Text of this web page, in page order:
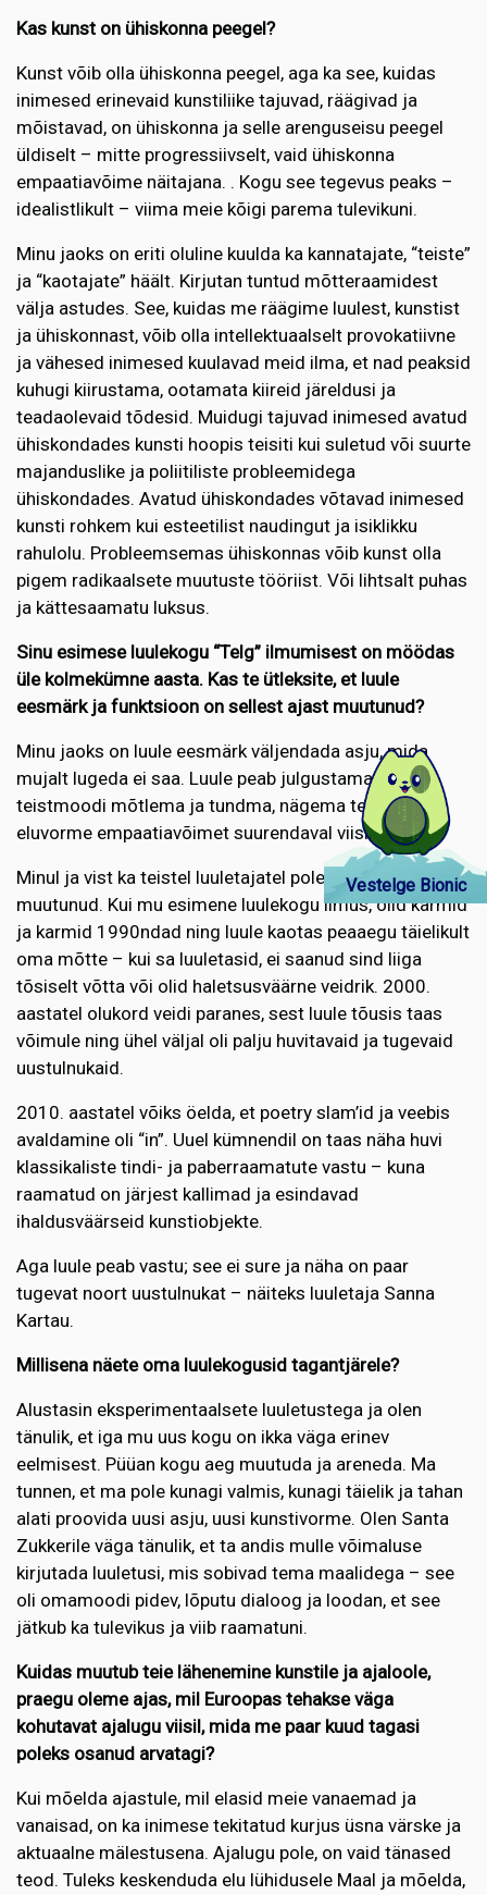
Kas kunst on ühiskonna peegel?
Kunst võib olla ühiskonna peegel, aga ka see, kuidas
inimesed erinevaid kunstiliike tajuvad, räägivad ja
mõistavad, on ühiskonna ja selle arenguseisu peegel
üldiselt – mitte progressiivselt, vaid ühiskonna
empaatiavõime näitajana. . Kogu see tegevus peaks –
idealistlikult – viima meie kõigi parema tulevikuni.
Minu jaoks on eriti oluline kuulda ka kannatajate, “teiste”
ja “kaotajate” häält. Kirjutan tuntud mõtteraamidest
välja astudes. See, kuidas me räägime luulest, kunstist
ja ühiskonnast, võib olla intellektuaalselt provokatiivne
ja vähesed inimesed kuulavad meid ilma, et nad peaksid
kuhugi kiirustama, ootamata kiireid järeldusi ja
teadaolevaid tõdesid. Muidugi tajuvad inimesed avatud
ühiskondades kunsti hoopis teisiti kui suletud või suurte
majanduslike ja poliitiliste probleemidega
ühiskondades. Avatud ühiskondades võtavad inimesed
kunsti rohkem kui esteetilist naudingut ja isiklikku
rahulolu. Probleemsemas ühiskonnas võib kunst olla
pigem radikaalsete muutuste tööriist. Või lihtsalt puhas
ja kättesaamatu luksus.
Sinu esimese luulekogu “Telg” ilmumisest on möödas
üle kolmekümne aasta. Kas te ütleksite, et luule
eesmärk ja funktsioon on sellest ajast muutunud?
Minu jaoks on luule eesmärk väljendada asju, mida
mujalt lugeda ei saa. Luule peab julgustama inimesi
teistmoodi mõtlema ja tundma, nägema teisi ja teisi
eluvorme empaatiavõimet suurendaval viisil.
Minul ja vist ka teistel luuletajatel pole eesmärk üldiselt
muutunud. Kui mu esimene luulekogu ilmus, olid karmid
ja karmid 1990ndad ning luule kaotas peaaegu täielikult
oma mõtte – kui sa luuletasid, ei saanud sind liiga
tõsiselt võtta või olid haletsusväärne veidrik. 2000.
aastatel olukord veidi paranes, sest luule tõusis taas
võimule ning ühel väljal oli palju huvitavaid ja tugevaid
uustulnukaid.
2010. aastatel võiks öelda, et poetry slam’id ja veebis
avaldamine oli “in”. Uuel kümnendil on taas näha huvi
klassikaliste tindi- ja paberraamatute vastu – kuna
raamatud on järjest kallimad ja esindavad
ihaldusväärseid kunstiobjekte.
Aga luule peab vastu; see ei sure ja näha on paar
tugevat noort uustulnukat – näiteks luuletaja Sanna
Kartau.
Millisena näete oma luulekogusid tagantjärele?
Alustasin eksperimentaalsete luuletustega ja olen
tänulik, et iga mu uus kogu on ikka väga erinev
eelmisest. Püüan kogu aeg muutuda ja areneda. Ma
tunnen, et ma pole kunagi valmis, kunagi täielik ja tahan
alati proovida uusi asju, uusi kunstivorme. Olen Santa
Zukkerile väga tänulik, et ta andis mulle võimaluse
kirjutada luuletusi, mis sobivad tema maalidega – see
oli omamoodi pidev, lõputu dialoog ja loodan, et see
jätkub ka tulevikus ja viib raamatuni.
Kuidas muutub teie lähenemine kunstile ja ajaloole,
praegu oleme ajas, mil Euroopas tehakse väga
kohutavat ajalugu viisil, mida me paar kuud tagasi
poleks osanud arvatagi?
Kui mõelda ajastule, mil elasid meie vanaemad ja
vanaisad, on ka inimese tekitatud kurjus üsna värske ja
aktuaalne mälestusena. Ajalugu pole, on vaid tänased
teod. Tuleks keskenduda elu lühidusele Maal ja mõelda,
Vestelge Bionic